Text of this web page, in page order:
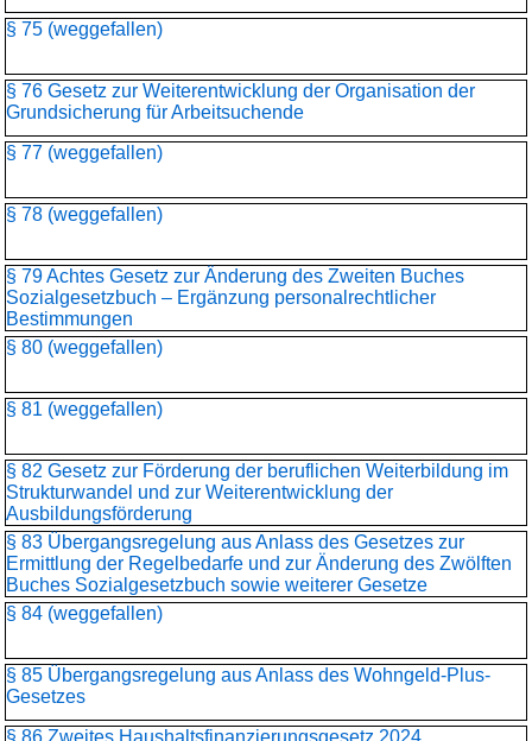
§ 75 (weggefallen)
§ 76 Gesetz zur Weiterentwicklung der Organisation der
Grundsicherung für Arbeitsuchende
§ 77 (weggefallen)
§ 78 (weggefallen)
§ 79 Achtes Gesetz zur Änderung des Zweiten Buches
Sozialgesetzbuch – Ergänzung personalrechtlicher
Bestimmungen
§ 80 (weggefallen)
§ 81 (weggefallen)
§ 82 Gesetz zur Förderung der beruflichen Weiterbildung im
Strukturwandel und zur Weiterentwicklung der
Ausbildungsförderung
§ 83 Übergangsregelung aus Anlass des Gesetzes zur
Ermittlung der Regelbedarfe und zur Änderung des Zwölften
Buches Sozialgesetzbuch sowie weiterer Gesetze
§ 84 (weggefallen)
§ 85 Übergangsregelung aus Anlass des Wohngeld-Plus-
Gesetzes
§ 86 Zweites Haushaltsfinanzierungsgesetz 2024